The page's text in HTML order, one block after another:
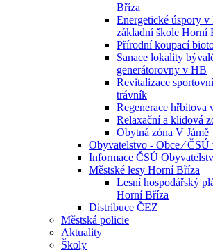
Bříza
Energetické úspory v
základní škole Horní
Přírodní koupací
Sanace lokality
generátorovny v HB
Revitalizace
trávník
Regenerace hřbitova
Relaxační a klidová
Obytná zóna V Jámě
Obyvatelstvo - Obce ⁄ ČSÚ
Informace ČSÚ
Městské lesy Horní Bříza
Lesní hospodářský
Horní Bříza
Distribuce ČEZ
Městská policie
Aktuality
Školy